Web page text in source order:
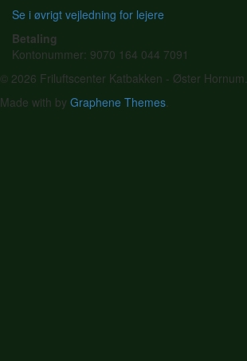
Se i øvrigt vejledning for lejere
Betaling
Kontonummer: 9070 164 044 7091
© 2026 Friluftscenter Katbakken - Øster Hornum.
Made with by Graphene Themes.